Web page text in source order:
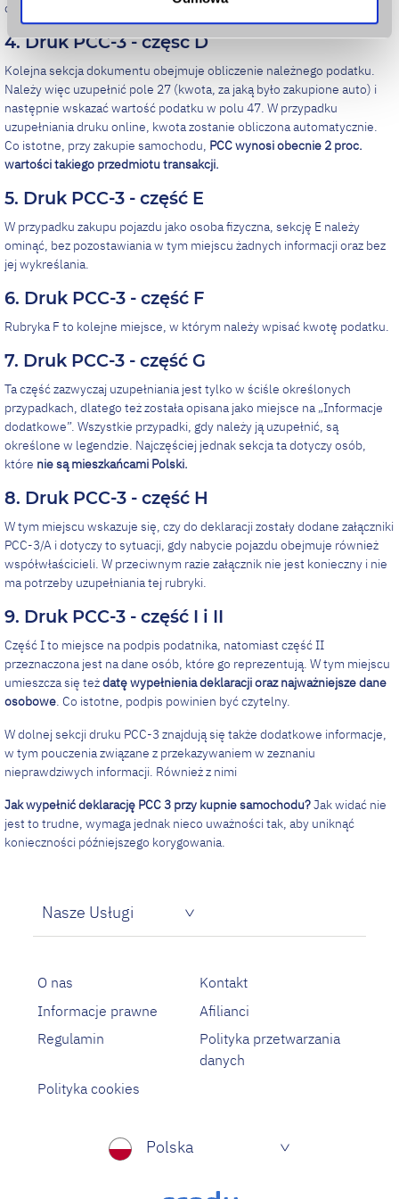
opisem.
4. Druk PCC-3 - część D
Kolejna sekcja dokumentu obejmuje obliczenie należnego podatku.
Należy więc uzupełnić pole 27 (kwota, za jaką było zakupione auto) i
następnie wskazać wartość podatku w polu 47. W przypadku
uzupełniania druku online, kwota zostanie obliczona automatycznie.
Co istotne, przy zakupie samochodu, PCC wynosi obecnie 2 proc.
wartości takiego przedmiotu transakcji.
5. Druk PCC-3 - część E
W przypadku zakupu pojazdu jako osoba fizyczna, sekcję E należy
ominąć, bez pozostawiania w tym miejscu żadnych informacji oraz bez
jej wykreślania.
6. Druk PCC-3 - część F
Rubryka F to kolejne miejsce, w którym należy wpisać kwotę podatku.
7. Druk PCC-3 - część G
Ta część zazwyczaj uzupełniania jest tylko w ściśle określonych
przypadkach, dlatego też została opisana jako miejsce na „Informacje
dodatkowe”. Wszystkie przypadki, gdy należy ją uzupełnić, są
określone w legendzie. Najczęściej jednak sekcja ta dotyczy osób,
które nie są mieszkańcami Polski.
8. Druk PCC-3 - część H
W tym miejscu wskazuje się, czy do deklaracji zostały dodane załączniki
PCC-3/A i dotyczy to sytuacji, gdy nabycie pojazdu obejmuje również
współwłaścicieli. W przeciwnym razie załącznik nie jest konieczny i nie
ma potrzeby uzupełniania tej rubryki.
9. Druk PCC-3 - część I i II
Część I to miejsce na podpis podatnika, natomiast część II
przeznaczona jest na dane osób, które go reprezentują. W tym miejscu
umieszcza się teżdatę wypełnienia deklaracji oraz najważniejsze dane
osobowe. Co istotne, podpis powinien być czytelny.
W dolnej sekcji druku PCC-3 znajdują się także dodatkowe informacje,
w tym pouczenia związane z przekazywaniem w zeznaniu
nieprawdziwych informacji. Również z nimi
Jak wypełnić deklarację PCC 3 przy kupnie samochodu?Jak widać nie
jest to trudne, wymaga jednak nieco uważności tak, aby uniknąć
konieczności późniejszego korygowania.
Nasze Usługi
O nas
Kontakt
Informacje prawne
Afilianci
Regulamin
Polityka przetwarzania
danych
Polityka cookies
Polska